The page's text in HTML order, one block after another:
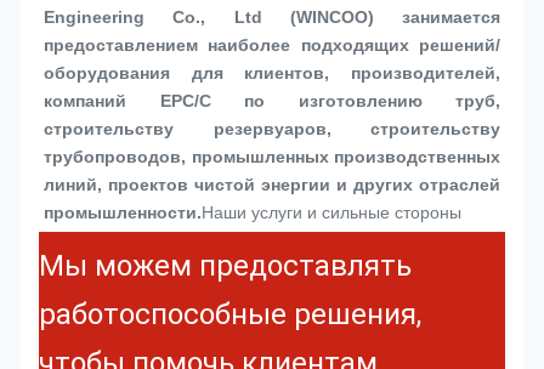
Engineering Co., Ltd (WINCOO) занимается
предоставлением наиболее подходящих решений/
оборудования для клиентов, производителей,
компаний EPC/C по изготовлению труб,
строительству резервуаров, строительству
трубопроводов, промышленных производственных
линий, проектов чистой энергии и других отраслей
промышленности.Наши услуги и сильные стороны
Мы можем предоставлять
работоспособные решения,